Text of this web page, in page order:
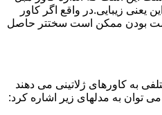
یعنی زیبایی.در واقع اگر کاور
ست بودن ممکن است سختتر حاصل
به کاورهای ژلاتینی می دهند
توان به مدلهای زیر اشاره کرد: